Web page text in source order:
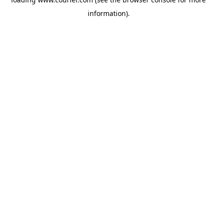
information).